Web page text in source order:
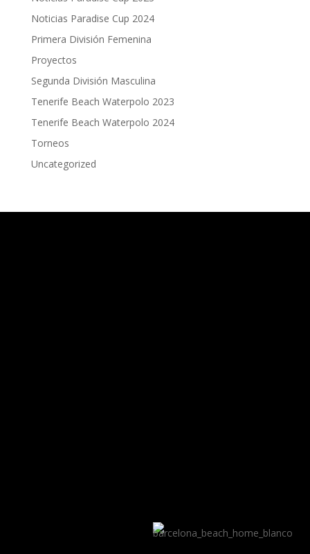
Noticias Paradise Cup 2024
Primera División Femenina
Proyectos
Segunda División Masculina
Tenerife Beach Waterpolo 2023
Tenerife Beach Waterpolo 2024
Torneos
Uncategorized